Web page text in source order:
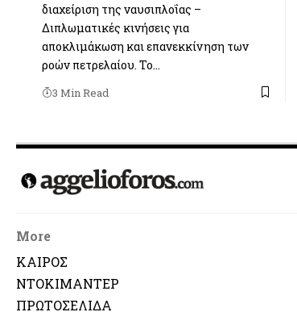
διαχείριση της ναυσιπλοΐας –
Διπλωματικές κινήσεις για
αποκλιμάκωση και επανεκκίνηση των
ροών πετρελαίου. Το…
3 Min Read
More
ΚΑΙΡΟΣ
ΝΤΟΚΙΜΑΝΤΕΡ
ΠΡΩΤΟΣΕΛΙΔΑ